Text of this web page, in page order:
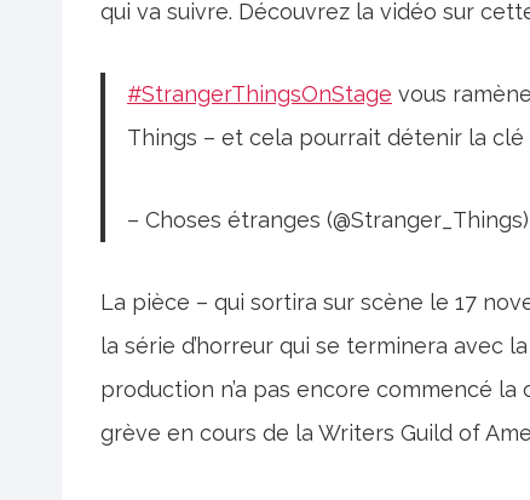
qui va suivre. Découvrez la vidéo sur
#StrangerThingsOnStage vous
Things – et cela pourrait détenir la clé
– Choses étranges (@Stranger_Things)
La pièce – qui sortira sur scène le 17
la série d’horreur qui se terminera avec
production n’a pas encore commencé
grève en cours de la Writers Guild of